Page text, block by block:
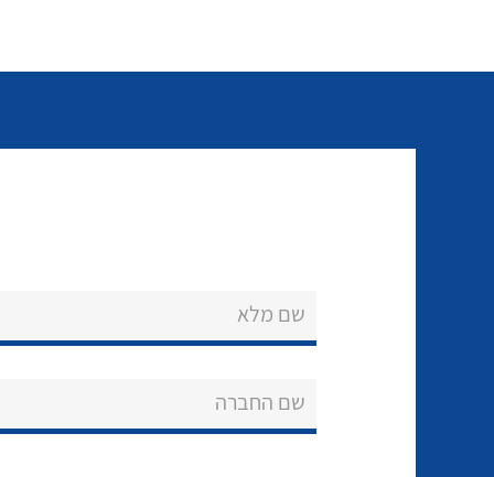
שם מלא
שם החברה